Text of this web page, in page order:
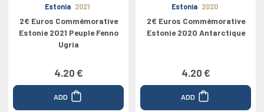
Estonia 2021
2€ Euros Commémorative
Estonie 2021 Peuple Fenno
Ugria
4.20 €
ADD
Estonia 2020
2€ Euros Commémorative
Estonie 2020 Antarctique
4.20 €
ADD